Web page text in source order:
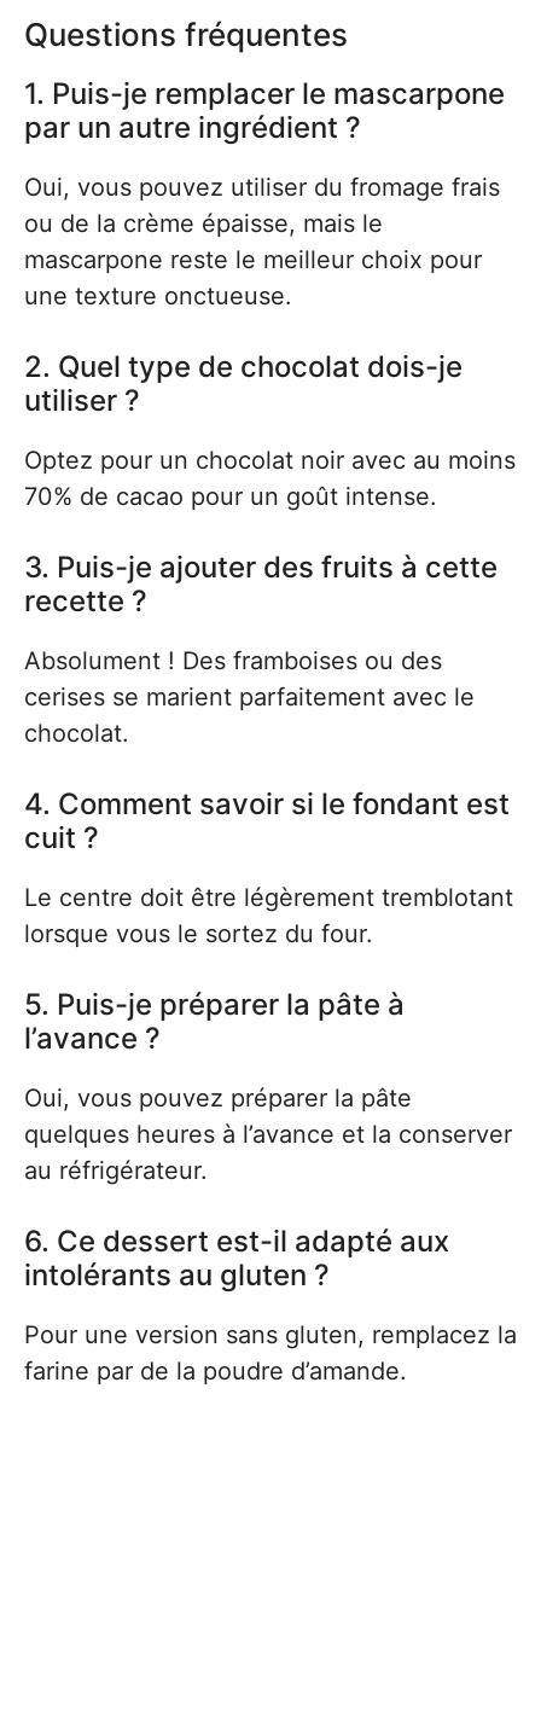
Questions fréquentes
1. Puis-je remplacer le mascarpone
par un autre ingrédient ?
Oui, vous pouvez utiliser du fromage frais
ou de la crème épaisse, mais le
mascarpone reste le meilleur choix pour
une texture onctueuse.
2. Quel type de chocolat dois-je
utiliser ?
Optez pour un chocolat noir avec au moins
70% de cacao pour un goût intense.
3. Puis-je ajouter des fruits à cette
recette ?
Absolument ! Des framboises ou des
cerises se marient parfaitement avec le
chocolat.
4. Comment savoir si le fondant est
cuit ?
Le centre doit être légèrement tremblotant
lorsque vous le sortez du four.
5. Puis-je préparer la pâte à
l’avance ?
Oui, vous pouvez préparer la pâte
quelques heures à l’avance et la conserver
au réfrigérateur.
6. Ce dessert est-il adapté aux
intolérants au gluten ?
Pour une version sans gluten, remplacez la
farine par de la poudre d’amande.